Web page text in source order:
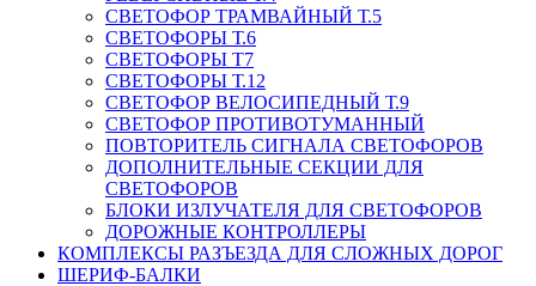
СВЕТОФОР ТРАМВАЙНЫЙ Т.5
СВЕТОФОРЫ Т.6
СВЕТОФОРЫ Т7
СВЕТОФОРЫ Т.12
СВЕТОФОР ВЕЛОСИПЕДНЫЙ Т.9
СВЕТОФОР ПРОТИВОТУМАННЫЙ
ПОВТОРИТЕЛЬ СИГНАЛА СВЕТОФОРОВ
ДОПОЛНИТЕЛЬНЫЕ СЕКЦИИ ДЛЯ
СВЕТОФОРОВ
БЛОКИ ИЗЛУЧАТЕЛЯ ДЛЯ СВЕТОФОРОВ
ДОРОЖНЫЕ КОНТРОЛЛЕРЫ
КОМПЛЕКСЫ РАЗЪЕЗДА ДЛЯ СЛОЖНЫХ ДОРОГ
ШЕРИФ-БАЛКИ